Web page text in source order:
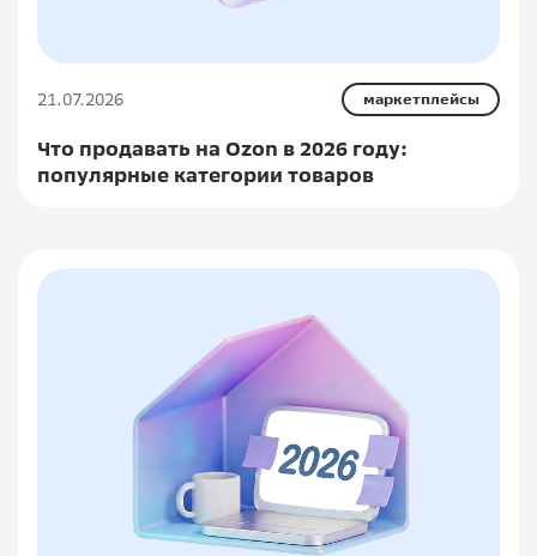
21.07.2026 маркетплейсы
Что продавать на Ozon в 2026 году:
популярные категории товаров